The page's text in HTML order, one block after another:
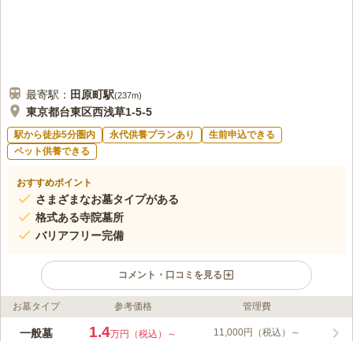
最寄駅： 田原町駅(237m)
東京都台東区西浅草1-5-5
駅から徒歩5分圏内 永代供養プランあり
生前申込できる
ペット供養できる
おすすめポイント
さまざまなお墓タイプがある
格式ある寺院墓所
バリアフリー完備
コメント・口コミを見る
ライフドット編集部のコメント
「田原町駅」「浅草駅」「上野駅」と、複数の最寄り駅から徒歩
お墓タイプ 参考価格 管理費
一般墓 1.4万円（税込）～ 11,000円（税込）～